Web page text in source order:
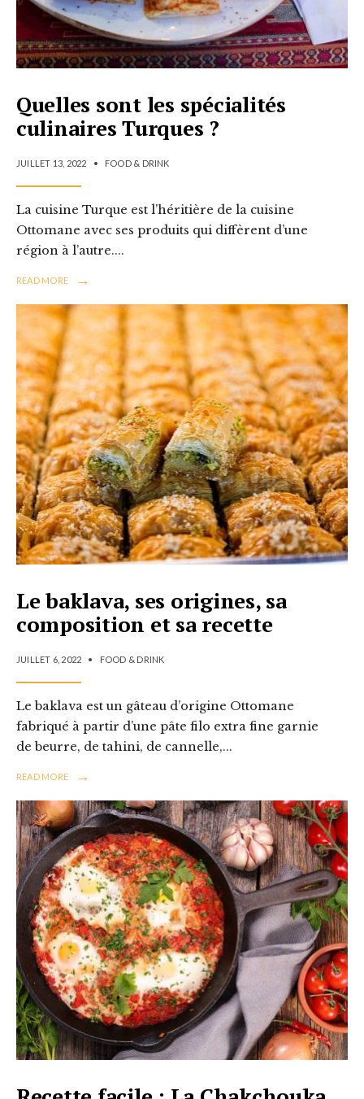
Quelles sont les spécialités
culinaires Turques ?
JUILLET 13, 2022 • FOOD & DRINK
La cuisine Turque est l’héritière de la cuisine
Ottomane avec ses produits qui diffèrent d’une
région à l’autre....
READ MORE →
Le baklava, ses origines, sa
composition et sa recette
JUILLET 6, 2022 • FOOD & DRINK
Le baklava est un gâteau d’origine Ottomane
fabriqué à partir d’une pâte filo extra fine garnie
de beurre, de tahini, de cannelle,...
READ MORE →